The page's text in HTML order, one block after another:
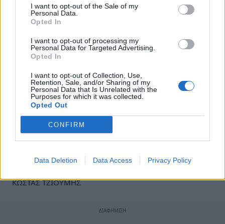
I want to opt-out of the Sale of my
Personal Data.
Opted In
I want to opt-out of processing my
Personal Data for Targeted Advertising.
Opted In
I want to opt-out of Collection, Use,
Retention, Sale, and/or Sharing of my
Personal Data that Is Unrelated with the
Purposes for which it was collected.
Opted Out
CONFIRM
Data Deletion Data Access Privacy Policy
Σεπτεμβρίου 1821, ένας Κολοκοτρώνης, ο
Πάνος, γιος του στρατηγού.
Για μας, για τους, πλέον, συνδημότες σας
αποτελείται κόσμημα και καύχημα – σας
καλωσορίζω και σας εύχομαι υγεία και επιτυχία
σε κάθε περαιτέρω στόχευσή σας.
Ακολουθήστε το
μάθετε πρώτοιόλες τις ειδήσεις
ΕΠΙΤΙΜΟΣ ΔΗΜΟΤΗΣ
ΔΗΜΟΣ ΤΡΙΠΟΛΗΣ
ΚΩΣΤΑΣ ΤΖΙΟΥΜΗΣ